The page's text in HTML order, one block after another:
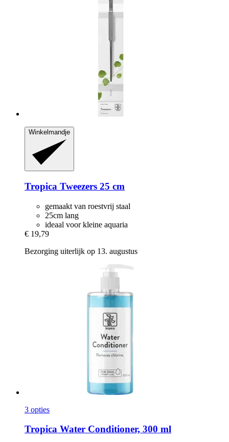
Winkelmandje
Tropica Tweezers 25 cm
gemaakt van roestvrij staal
25cm lang
ideaal voor kleine aquaria
€ 19,79
Bezorging uiterlijk op 13. augustus
3 opties
Tropica Water Conditioner, 300 ml